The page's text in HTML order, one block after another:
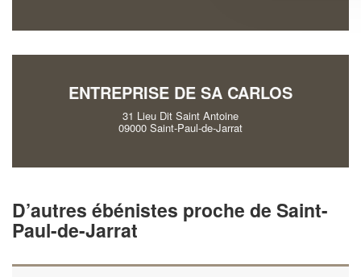
ENTREPRISE DE SA CARLOS
31 Lieu Dit Saint Antoine
09000 Saint-Paul-de-Jarrat
D’autres ébénistes proche de Saint-
Paul-de-Jarrat